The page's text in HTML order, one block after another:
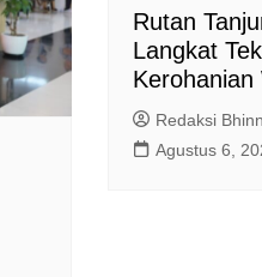
Rutan
Langkat
Kerohanian
Redaksi
Agustus 6,